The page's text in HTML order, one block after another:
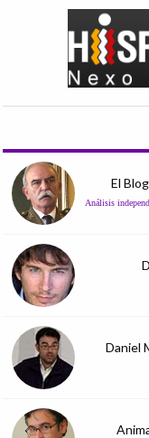
El
Análisis
Daniel